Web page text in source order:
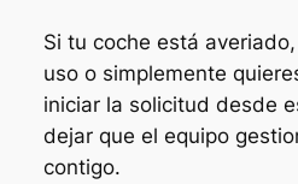
Si tu coche está
uso o simplemente
iniciar la solicitud desde
dejar que el equipo
contigo.